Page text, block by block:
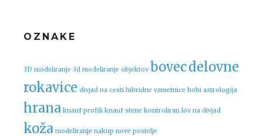
OZNAKE
3D modeliranje 3d modeliranje objektov bovecdelovne
rokavice divjad na cesti hibridne vzmetnice hobi astrologija
hrana knauf profili knauf stene kontroliran lov na divjad
koža modeliranje nakup nove postelje